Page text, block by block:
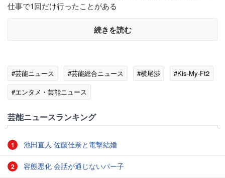
仕事で1回だけ行ったことがある
続きを読む
#芸能ニュース #芸能総合ニュース #横尾渉
#Kis-My-Ft2
#エンタメ・芸能ニュース
芸能ニュースランキング
1 池田直人 佐藤佳奈と電撃結婚
2 容態悪化 会話が通じないパー子